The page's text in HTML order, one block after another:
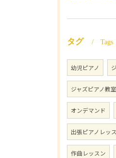
タグ Tags
幼児ピアノ
ジャズピアノ教室
オンデマンド
出張ピアノレッ
作曲レッスン